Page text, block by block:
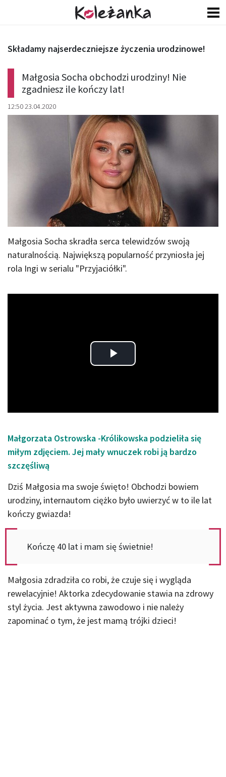
Małgosia Socha obchodzi urodziny! Nie
zgadniesz ile kończy lat!
12:50 23.04.2020
Składamy najserdeczniejsze życzenia urodzinowe!
Małgosia Socha skradła serca telewidzów swoją
naturalnością. Największą popularność przyniosła jej
rola Ingi w serialu "Przyjaciółki".
Play
Małgorzata Ostrowska -Królikowska podzieliła się
miłym zdjęciem. Jej mały wnuczek robi ją bardzo
szczęśliwą
Dziś Małgosia ma swoje święto! Obchodzi bowiem
urodziny, internautom ciężko było uwierzyć w to ile lat
kończy gwiazda!
Kończę 40 lat i mam się świetnie!
Małgosia zdradziła co robi, że czuje się i wygląda
rewelacyjnie! Aktorka zdecydowanie stawia na zdrowy
styl życia. Jest aktywna zawodowo i nie należy
zapominać o tym, że jest mamą trójki dzieci!